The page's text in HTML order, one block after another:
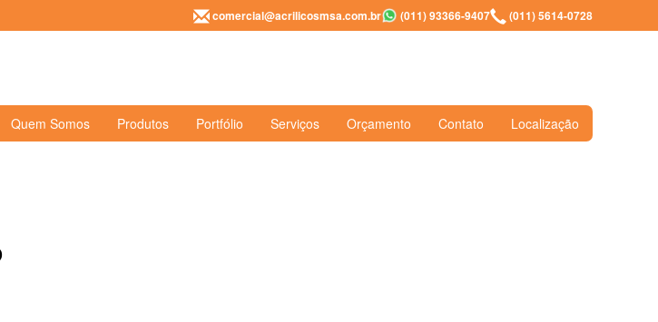
comercial@acrilicosmsa.com.br (011) 93366-9407 (011) 5614-0728
Quem Somos Produtos Portfólio Serviços Orçamento Contato Localização